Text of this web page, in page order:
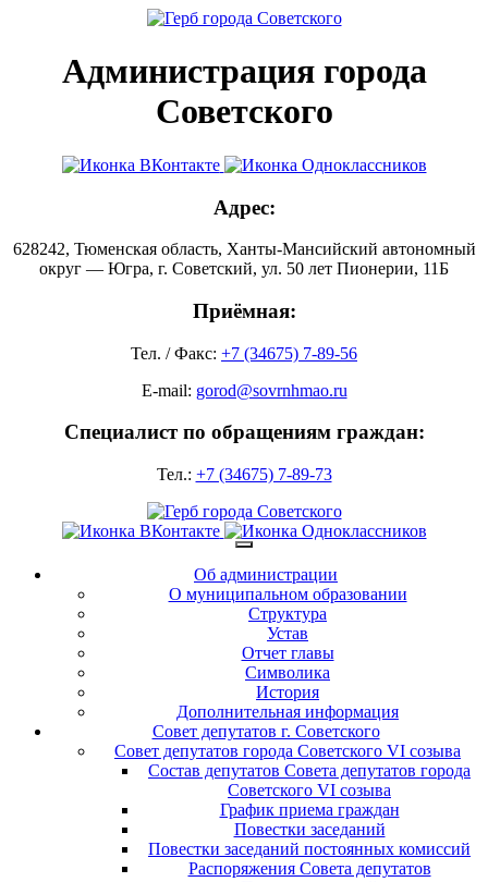
Администрация города
Советского
Адрес:
628242, Тюменская область, Ханты-Мансийский автономный
округ — Югра, г. Советский, ул. 50 лет Пионерии, 11Б
Приёмная:
Тел. / Факс: +7 (34675) 7-89-56
E-mail: gorod@sovrnhmao.ru
Специалист по обращениям граждан:
Тел.: +7 (34675) 7-89-73
Об администрации
О муниципальном образовании
Структура
Устав
Отчет главы
Символика
История
Дополнительная информация
Совет депутатов г. Советского
Совет депутатов города Советского VI созыва
Состав депутатов Совета депутатов города
Советского VI созыва
График приема граждан
Повестки заседаний
Повестки заседаний постоянных комиссий
Распоряжения Совета депутатов